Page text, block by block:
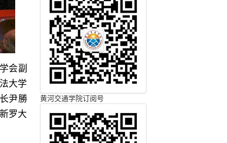
会副
大学
尹勝
罗大
黄河交通学院订阅号